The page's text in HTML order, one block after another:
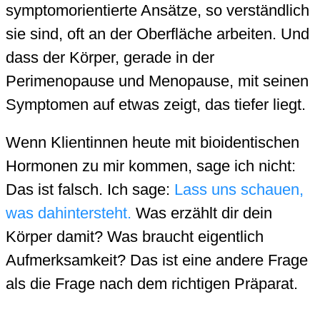
symptomorientierte Ansätze, so verständlich
sie sind, oft an der Oberfläche arbeiten. Und
dass der Körper, gerade in der
Perimenopause und Menopause, mit seinen
Symptomen auf etwas zeigt, das tiefer liegt.
Wenn Klientinnen heute mit bioidentischen
Hormonen zu mir kommen, sage ich nicht:
Das ist falsch. Ich sage: Lass uns schauen,
was dahintersteht. Was erzählt dir dein
Körper damit? Was braucht eigentlich
Aufmerksamkeit? Das ist eine andere Frage
als die Frage nach dem richtigen Präparat.